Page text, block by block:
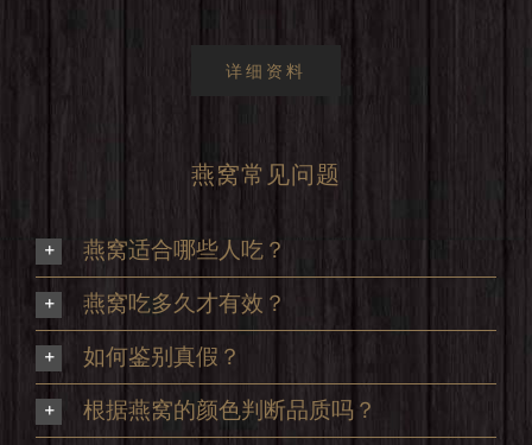
详细资料
燕窝常见问题
燕窝适合哪些人吃？
燕窝吃多久才有效？
如何鉴别真假？
根据燕窝的颜色判断品质吗？